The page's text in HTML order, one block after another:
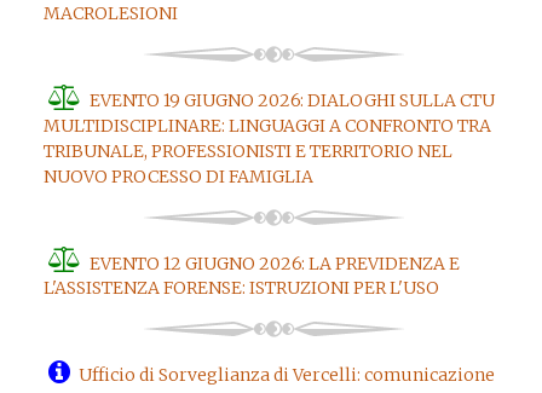
MACROLESIONI
EVENTO 19 GIUGNO 2026: DIALOGHI SULLA CTU
MULTIDISCIPLINARE: LINGUAGGI A CONFRONTO TRA
TRIBUNALE, PROFESSIONISTI E TERRITORIO NEL
NUOVO PROCESSO DI FAMIGLIA
EVENTO 12 GIUGNO 2026: LA PREVIDENZA E
L'ASSISTENZA FORENSE: ISTRUZIONI PER L'USO
Ufficio di Sorveglianza di Vercelli: comunicazione